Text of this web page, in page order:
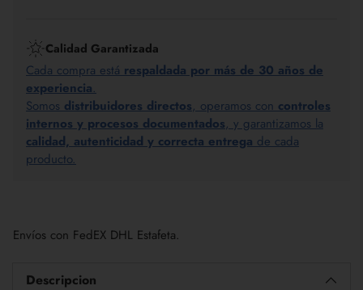
Calidad Garantizada
Cada compra está respaldada por más de 30 años de
experiencia.
Somos distribuidores directos, operamos con controles
internos y procesos documentados, y garantizamos la
calidad, autenticidad y correcta entrega de cada
producto.
un
producto
Envíos con FedEX DHL Estafeta.
Descripcion